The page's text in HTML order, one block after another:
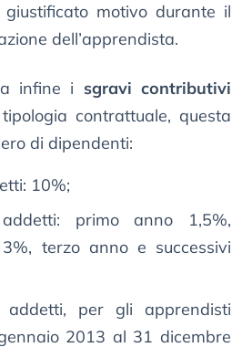
motivo durante il
dell’apprendista.
infine i sgravi contributivi
contrattuale, questa
di dipendenti:
10%;
primo anno 1,5%,
terzo anno e successivi
per gli apprendisti
2013 al 31 dicembre